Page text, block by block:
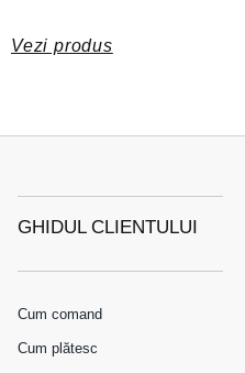
Vezi produs
GHIDUL CLIENTULUI
Cum comand
Cum plătesc